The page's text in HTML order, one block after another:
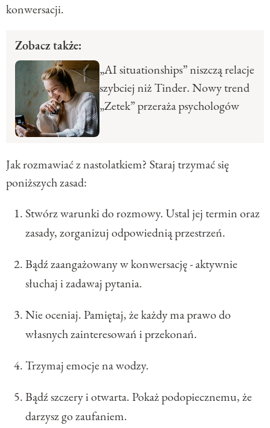
konwersacji.
Zobacz także:
„AI situationships” niszczą relacje
szybciej niż Tinder. Nowy trend
„Zetek” przeraża psychologów
Jak rozmawiać z nastolatkiem? Staraj trzymać się
poniższych zasad:
Stwórz warunki do rozmowy. Ustal jej termin oraz
zasady, zorganizuj odpowiednią przestrzeń.
Bądź zaangażowany w konwersację - aktywnie
słuchaj i zadawaj pytania.
Nie oceniaj. Pamiętaj, że każdy ma prawo do
własnych zainteresowań i przekonań.
Trzymaj emocje na wodzy.
Bądź szczery i otwarta. Pokaż podopiecznemu, że
darzysz go zaufaniem.